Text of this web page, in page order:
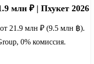
млн ₽ | Пхукет 2026
21.9 млн ₽ (9.5 млн ฿).
0% комиссия.